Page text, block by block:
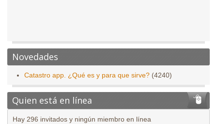
Novedades
Catastro app. ¿Qué es y para que sirve? (4240)
Quien está en línea
Hay 296 invitados y ningún miembro en línea